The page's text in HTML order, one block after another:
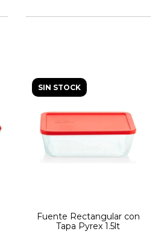
SIN STOCK
Fuente Rectangular con
Tapa Pyrex 1.5lt